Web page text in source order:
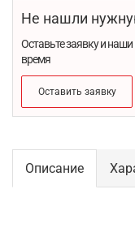
Не нашли
Оставьте заявку и
время
Оставить заявку
Описание